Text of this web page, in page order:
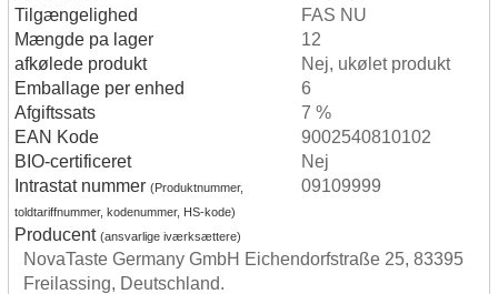
Tilgængelighed
FAS NU
Mængde pa lager
12
afkølede produkt
Nej, ukølet produkt
Emballage per enhed
6
Afgiftssats
7 %
EAN Kode
9002540810102
BIO-certificeret
Nej
Intrastat nummer (Produktnummer,
toldtariffnummer, kodenummer, HS-kode)
09109999
Producent (ansvarlige iværksættere)
NovaTaste Germany GmbH Eichendorfstraße 25, 83395
Freilassing, Deutschland.